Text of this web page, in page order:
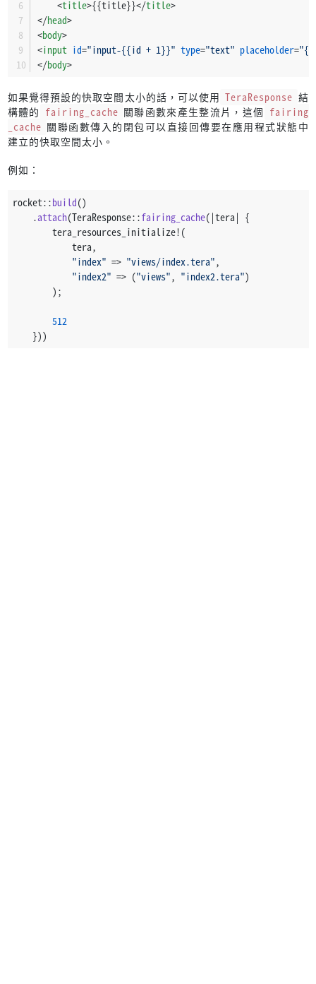
<title>{{title}}</title>
</head>
<body>
<input id="input-{{id + 1}}" type="text" placeholder=
</body>
如果覺得預設的快取空間太小的話，可以使用 TeraResponse 結
構體的 fairing_cache 關聯函數來產生整流片，這個 fairing
_cache 關聯函數傳入的閉包可以直接回傳要在應用程式狀態中
建立的快取空間太小。
例如：
rocket::build()
    .
attach(TeraResponse::fairing_cache(|tera| {
        tera_resources_initialize!(
            tera,
"index" => "views/index.tera",
"index2" => ("views", "index2.tera")
        );
512
    }))